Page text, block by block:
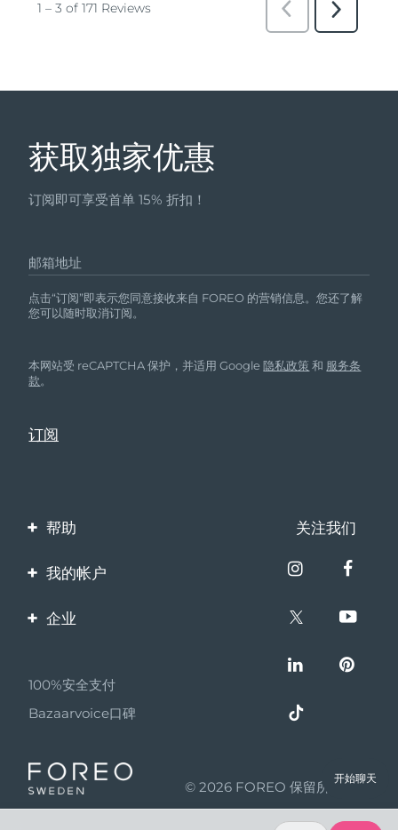
获取独家优惠
订阅即可享受首单 15% 折扣！
邮箱地址
点击“订阅”即表示您同意接收来自 FOREO 的营销信息。您还了解
您可以随时取消订阅。
本网站受 reCAPTCHA 保护，并适用 Google隐私政策 和 服务条
款。
帮助
联系我们
保修与退换货
关注我们
我的帐户
产品注册
企业
伙伴计划
联盟新闻
成为合作伙伴
100%安全支付
Bazaarvoice口碑
© 2026 FOREO 保留所有权利
开始聊天